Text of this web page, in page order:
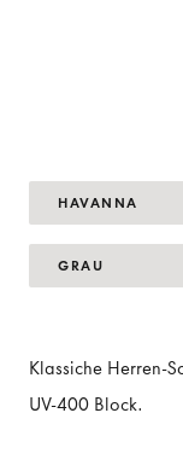
HAVANNA
GRAU
Klassiche Herren-
UV-400 Block.